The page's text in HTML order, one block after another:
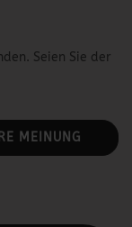
Seien Sie der
MEINUNG